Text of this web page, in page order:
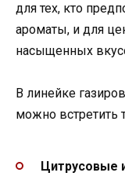
для тех, кто
ароматы, и для
насыщенных
В линейке
можно встретить
Цитрусовые